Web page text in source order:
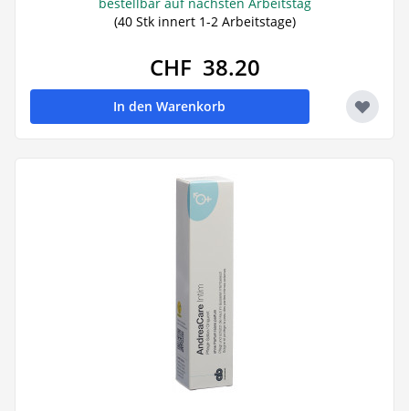
(40 Stk innert 1-2 Arbeitstage)
CHF 38.20
In den Warenkorb